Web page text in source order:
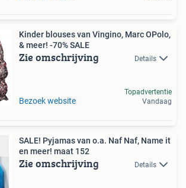
Kinder blouses van Vingino, Marc OPolo,
& meer! -70% SALE
Zie omschrijving Details
Bezoek website
Topadvertentie
Vandaag
SALE! Pyjamas van o.a. Naf Naf, Name it
en meer! maat 152
Zie omschrijving Details